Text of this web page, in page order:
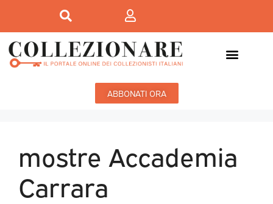
ABBONATI ORA
mostre Accademia
Carrara